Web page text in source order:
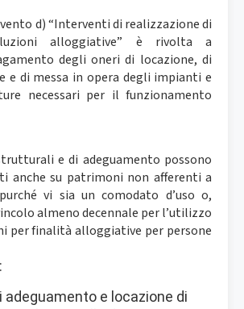
d) “Interventi di realizzazione di
alloggiative” è rivolta a
degli oneri di locazione, di
e di messa in opera degli impianti e
necessari per il funzionamento
e di adeguamento possono
anche su patrimoni non afferenti a
vi sia un comodato d’uso o,
almeno decennale per l’utilizzo
per finalità alloggiative per persone
adeguamento e locazione di